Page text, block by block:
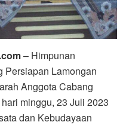
– Himpunan
Persiapan Lamongan
Anggota Cabang
minggu, 23 Juli 2023
dan Kebudayaan